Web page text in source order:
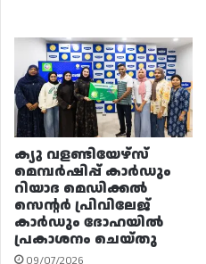
ക്യു വളണ്ടിയേഴ്‌സ്
മെമ്പർഷിപ്പ് കാർഡും
റിയാദ മെഡിക്കൽ
സെന്റർ പ്രിവിലേജ്
കാർഡും ദോഹയിൽ
പ്രകാശനം ചെയ്തു